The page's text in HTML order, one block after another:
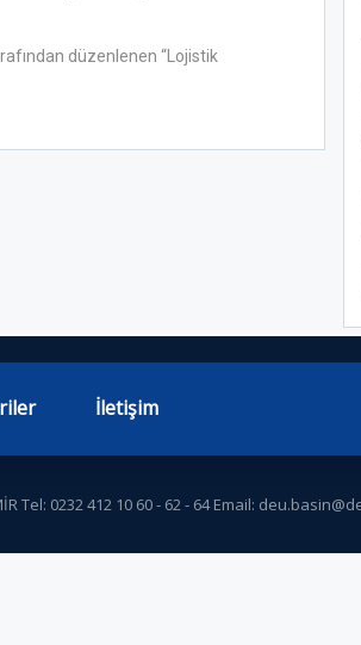
düzenlenen “Lojistik
İletişim
Tel: 0232 412 10 60 - 62 - 64 Email: